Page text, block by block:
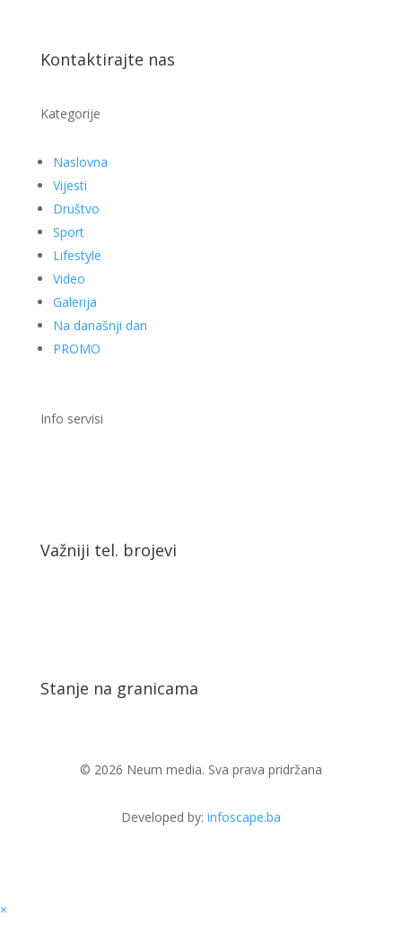
Kontaktirajte nas
Kategorije
Naslovna
Vijesti
Društvo
Sport
Lifestyle
Video
Galerija
Na današnji dan
PROMO
Info servisi
Važniji tel. brojevi
Stanje na granicama
© 2026 Neum media. Sva prava pridržana
Developed by: infoscape.ba
×